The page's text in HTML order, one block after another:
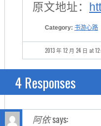
原文地址：
Category: 书游心路
2013 年 12 月 24 日 at
4 Responses
阿依says: